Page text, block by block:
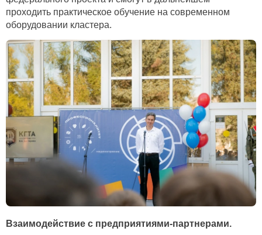
проходить практическое обучение на современном
оборудовании кластера.
Взаимодействие с предприятиями-партнерами.